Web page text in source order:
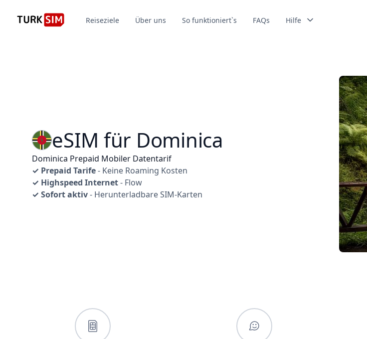
Reiseziele Über uns So funktioniert`s FAQs Hilfe
eSIM für Dominica
Dominica Prepaid Mobiler Datentarif
✓ Prepaid Tarife- Keine Roaming Kosten
✓ Highspeed Internet- Flow
✓ Sofort aktiv- Herunterladbare SIM-Karten